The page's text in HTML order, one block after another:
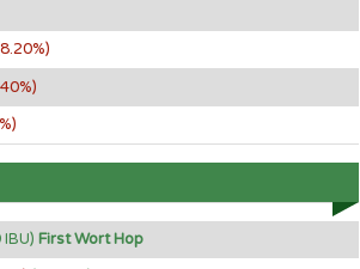
First Wort Hop